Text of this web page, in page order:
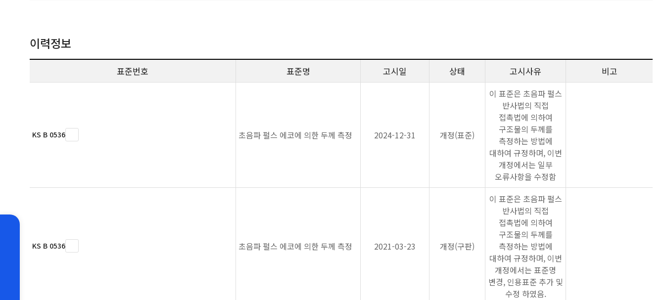
이력정보
표준번호 표준명 고시일 상태 고시사유 비고
KS B 0536 초음파 펄스 에코에 의한 두께 측정 2024-12-31 개정(표준)
이 표준은 초음파 펄스
반사법의 직접
접촉법에 의하여
구조물의 두께를
측정하는 방법에
대하여 규정하며, 이번
개정에서는 일부
오류사항을 수정함
KS B 0536 초음파 펄스 에코에 의한 두께 측정 2021-03-23 개정(구판)
이 표준은 초음파 펄스
반사법의 직접
접촉법에 의하여
구조물의 두께를
측정하는 방법에
대하여 규정하며, 이번
개정에서는 표준명
변경, 인용표준 추가 및
수정 하였음.